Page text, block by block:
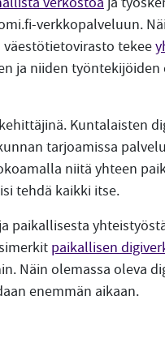
verkkopalveluun.
tekee
ja niiden
Kuntalaisten
tarjoamissa
niitä yhteen
tehdä kaikki itse.
paikallisen
Näin olemassa oleva
enemmän aikaan.